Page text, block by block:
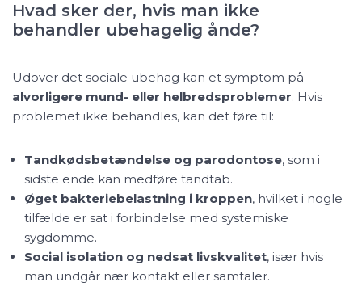
Hvad sker der, hvis man ikke
behandler ubehagelig ånde?
Udover det sociale ubehag kan et symptom på
alvorligere mund- eller helbredsproblemer. Hvis
problemet ikke behandles, kan det føre til:
Tandkødsbetændelse og parodontose, som i
sidste ende kan medføre tandtab.
Øget bakteriebelastning i kroppen, hvilket i nogle
tilfælde er sat i forbindelse med systemiske
sygdomme.
Social isolation og nedsat livskvalitet, især hvis
man undgår nær kontakt eller samtaler.